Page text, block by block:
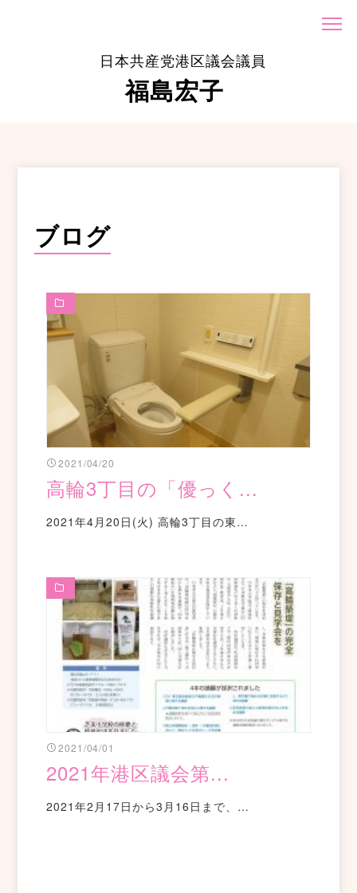
日本共産党港区議会議員
福島宏子
ブログ
2021/04/20
高輪3丁目の「優っく...
2021年4月20日(火) 高輪3丁目の東…
2021/04/01
2021年港区議会第...
2021年2月17日から3月16日まで、…